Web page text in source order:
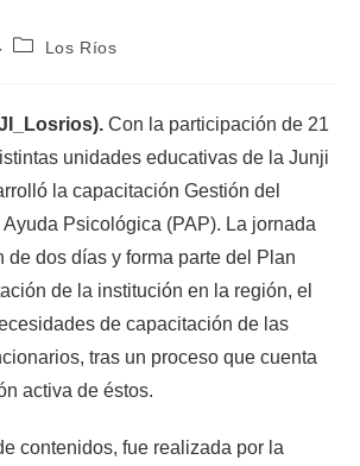
Los Ríos
Con la participación de 21
unidades educativas de la Junji
la capacitación Gestión del
Psicológica (PAP). La jornada
de dos días y forma parte del Plan
de la institución en la región, el
de capacitación de las
tras un proceso que cuenta
activa de éstos.
contenidos, fue realizada por la